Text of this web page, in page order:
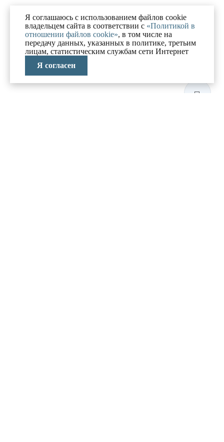
Я соглашаюсь с использованием файлов cookie
владельцем сайта в соответствии с «Политикой в
отношении файлов cookie», в том числе на
передачу данных, указанных в политике, третьим
лицам, статистическим службам сети Интернет
Я согласен